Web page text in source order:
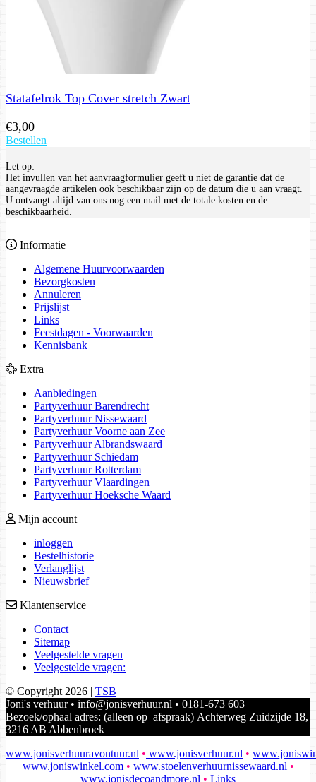
Statafelrok Top Cover stretch Zwart
€3,00
Bestellen
Let op:
Het invullen van het aanvraagformulier geeft u niet de garantie dat de
aangevraagde artikelen ook beschikbaar zijn op de datum die u aan vraagt.
U ontvangt altijd van ons nog een mail met de totale kosten en de
beschikbaarheid.
Informatie
Algemene Huurvoorwaarden
Bezorgkosten
Annuleren
Prijslijst
Links
Feestdagen - Voorwaarden
Kennisbank
Extra
Aanbiedingen
Partyverhuur Barendrecht
Partyverhuur Nissewaard
Partyverhuur Voorne aan Zee
Partyverhuur Albrandswaard
Partyverhuur Schiedam
Partyverhuur Rotterdam
Partyverhuur Vlaardingen
Partyverhuur Hoeksche Waard
Mijn account
inloggen
Bestelhistorie
Verlanglijst
Nieuwsbrief
Klantenservice
Contact
Sitemap
Veelgestelde vragen
Veelgestelde vragen:
© Copyright 2026 | TSB
Joni's verhuur • info@jonisverhuur.nl • 0181-673 603
Bezoek/ophaal adres: (alleen op afspraak) Achterweg Zuidzijde 18,
3216 AB Abbenbroek
www.jonisverhuuravontuur.nl • www.jonisverhuur.nl •
www.joniswinkel.com• www.stoelenverhuurnissewaard.nl •
www.jonisdecoandmore.nl • Links